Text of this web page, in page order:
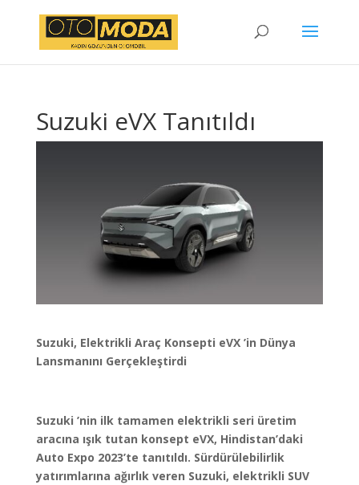
Suzuki eVX Tanıtıldı
Suzuki, Elektrikli Araç Konsepti eVX ’in Dünya
Lansmanını Gerçekleştirdi
Suzuki ’nin ilk tamamen elektrikli seri üretim
aracına ışık tutan konsept eVX, Hindistan’daki
Auto Expo 2023’te tanıtıldı. Sürdürülebilirlik
yatırımlarına ağırlık veren Suzuki, elektrikli SUV